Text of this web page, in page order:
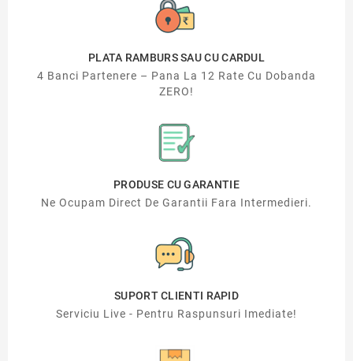
PLATA RAMBURS SAU CU CARDUL
4 Banci Partenere – Pana La 12 Rate Cu Dobanda
ZERO!
PRODUSE CU GARANTIE
Ne Ocupam Direct De Garantii Fara Intermedieri.
SUPORT CLIENTI RAPID
Serviciu Live - Pentru Raspunsuri Imediate!